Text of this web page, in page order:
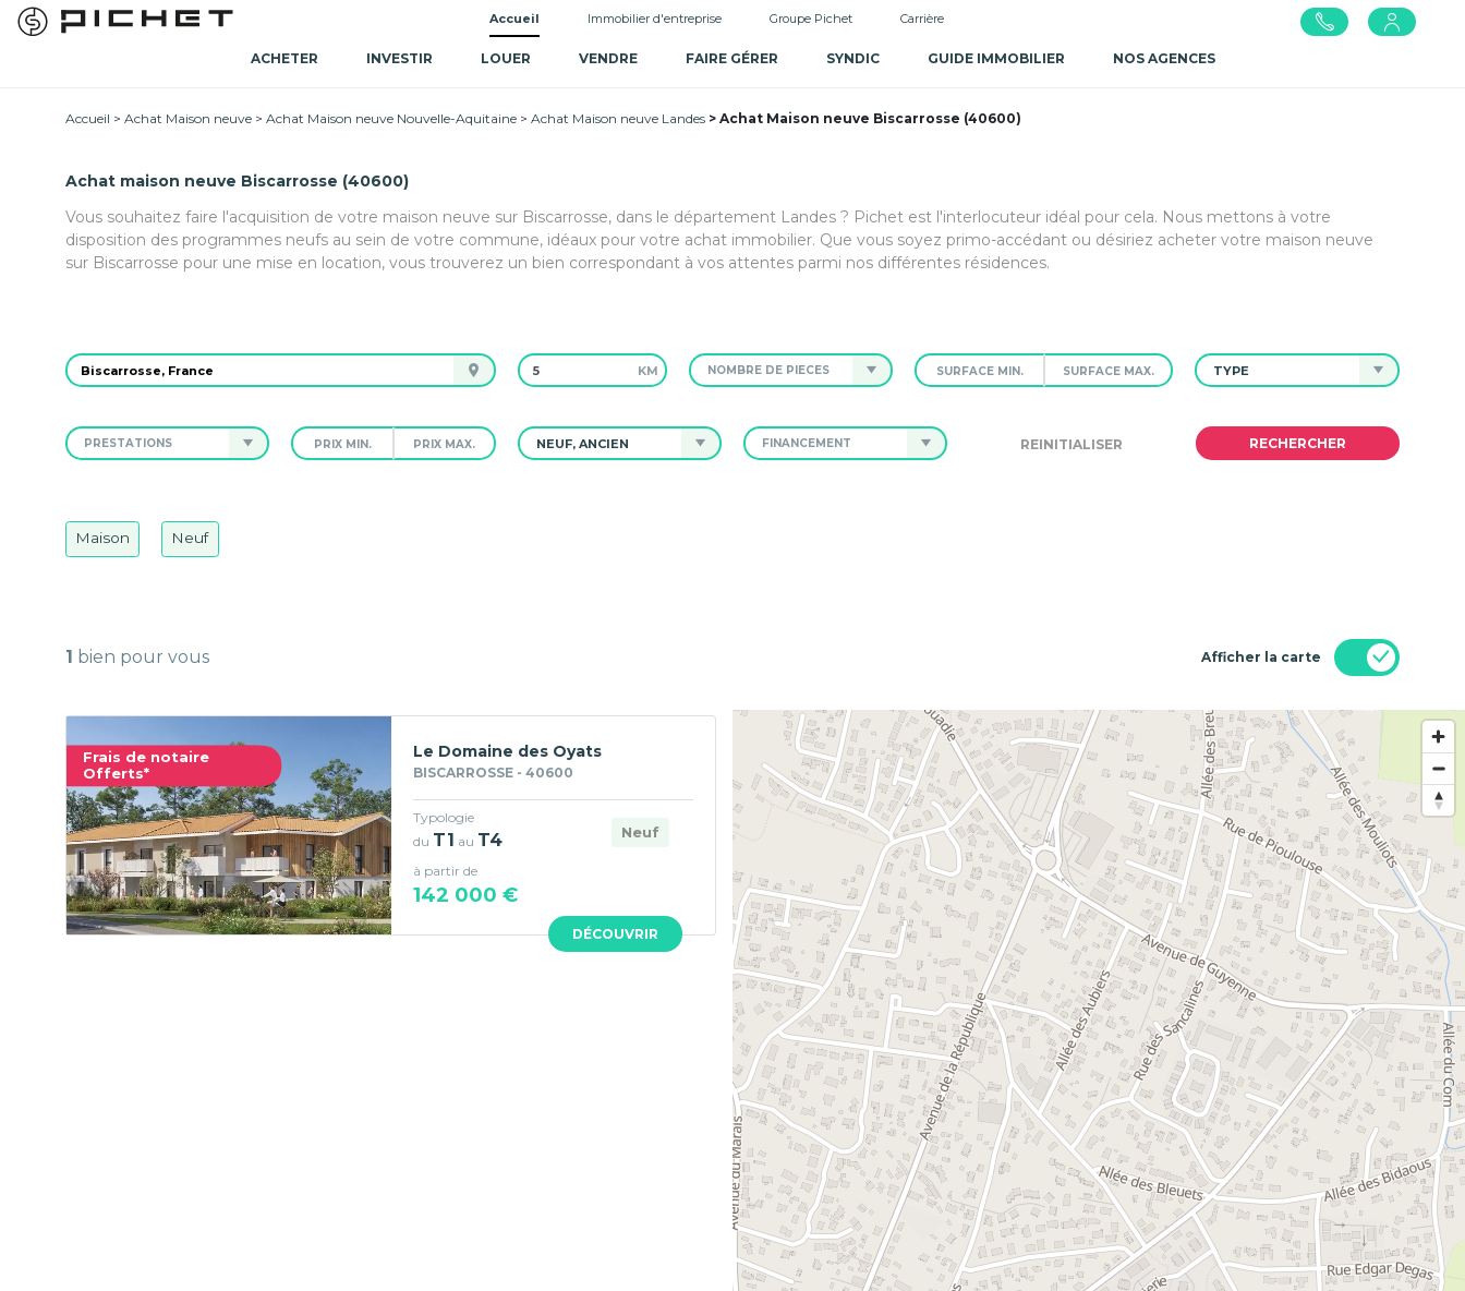
Accueil Immobilier d'entreprise Groupe Pichet Carrière
ACHETER INVESTIR LOUER VENDRE FAIRE GÉRER SYNDIC GUIDE IMMOBILIER NOS AGENCES
Accueil Achat Maison neuve Achat Maison neuve Nouvelle-Aquitaine Achat Maison neuve Landes Achat Maison neuve Biscarrosse (40600)
Achat maison neuve Biscarrosse (40600)
Vous souhaitez faire l'acquisition de votre maison neuve sur Biscarrosse, dans le département Landes ? Pichet est l'interlocuteur idéal pour cela. Nous mettons à votre
disposition des programmes neufs au sein de votre commune, idéaux pour votre achat immobilier. Que vous soyez primo-accédant ou désiriez acheter votre maison neuve
sur Biscarrosse pour une mise en location, vous trouverez un bien correspondant à vos attentes parmi nos différentes résidences.
KM NOMBRE DE PIÈCES TYPE
PRESTATIONS NEUF, ANCIEN FINANCEMENT
Maison Neuf
1 bien pour vous Afficher la carte
Frais de notaire
Offerts*
DÉCOUVRIR
Le Domaine des Oyats
BISCARROSSE - 40600
Neuf
Typologie
du T1 au T4
à partir de
142 000 €